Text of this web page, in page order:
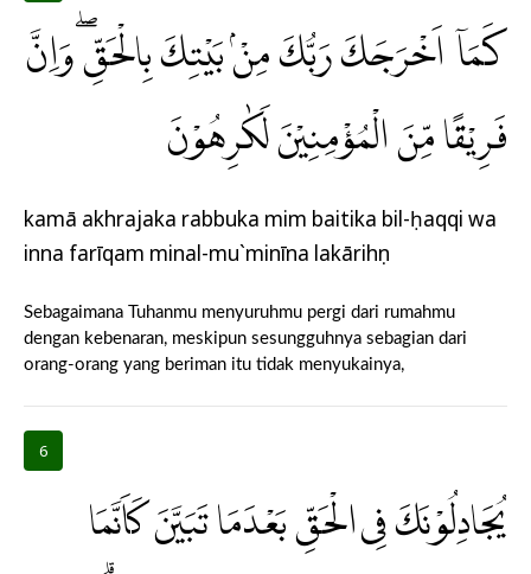
كَمَآ اَخْرَجَكَ رَبُّكَ مِنْۢ بَيْتِكَ بِالْحَقِّۖ وَاِنَّ
فَرِيْقًا مِّنَ الْمُؤْمِنِيْنَ لَكٰرِهُوْنَ
kamā akhrajaka rabbuka mim baitika bil-ḥaqqi wa
inna farīqam minal-mu`minīna lakārihụn
Sebagaimana Tuhanmu menyuruhmu pergi dari rumahmu
dengan kebenaran, meskipun sesungguhnya sebagian dari
orang-orang yang beriman itu tidak menyukainya,
6
يُجَادِلُوْنَكَ فِى الْحَقِّ بَعْدَمَا تَبَيَّنَ كَاَنَّمَا